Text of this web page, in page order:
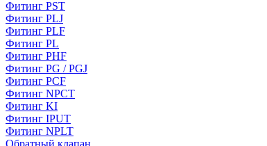
Фитинг PST
Фитинг PLJ
Фитинг PLF
Фитинг PL
Фитинг PHF
Фитинг PG / PGJ
Фитинг PCF
Фитинг NPCT
Фитинг KI
Фитинг IPUT
Фитинг NPLT
Обратный клапан